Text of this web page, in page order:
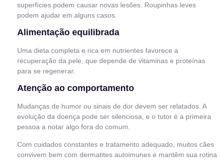
superfícies podem causar novas lesões. Roupinhas leves
podem ajudar em alguns casos.
Alimentação equilibrada
Uma dieta completa e rica em nutrientes favorece a
recuperação da pele, que depende de vitaminas e proteínas
para se regenerar.
Atenção ao comportamento
Mudanças de humor ou sinais de dor devem ser relatados. A
evolução da doença pode ser silenciosa, e o tutor é a primeira
pessoa a notar algo fora do comum.
Com cuidados constantes e tratamento adequado, muitos cães
convivem bem com dermatites autoimunes e mantêm sua rotina